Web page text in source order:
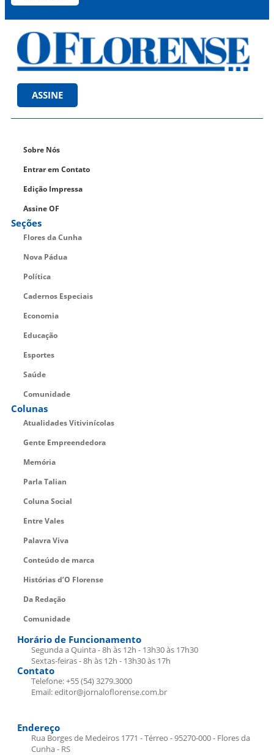
ASSINE
Sobre Nós
Entrar em Contato
Edição Impressa
Assine OF
Seções
Flores da Cunha
Nova Pádua
Política
Cadernos Especiais
Economia
Educação
Esportes
Saúde
Comunidade
Colunas
Atualidades Vitivinícolas
Gente Empreendedora
Memória
Parla Talian
Coluna Social
Entre Vales
Palavra Viva
Conteúdo de marca
Histórias d’O Florense
Da Redação
Comunidade
Horário de Funcionamento
Segunda a Quinta - 8h às 12h - 13h30 às 17h30
Sextas-feiras - 8h às 12h - 13h30 às 17h
Contato
Telefone: +55 (54) 3279.3000
Email: editor@jornaloflorense.com.br
Endereço
Rua Borges de Medeiros 1771 - Térreo - 95270-000 - Flores da
Cunha - RS